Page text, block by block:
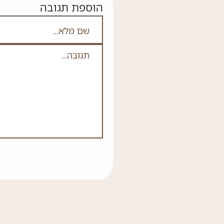
אם אתה לא רובוט
הוספת תגובה
שם מלא
תגובה*